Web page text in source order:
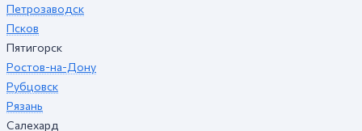
Петрозаводск
Псков
Пятигорск
Ростов-на-Дону
Рубцовск
Рязань
Салехард